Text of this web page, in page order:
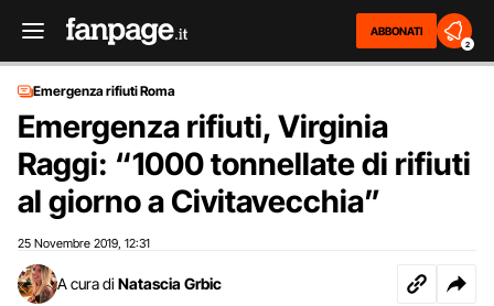
ABBONATI
2
Emergenza rifiuti Roma
Emergenza rifiuti, Virginia
Raggi: “1000 tonnellate di rifiuti
al giorno a Civitavecchia”
25 Novembre 2019 12:31
A cura di Natascia Grbic